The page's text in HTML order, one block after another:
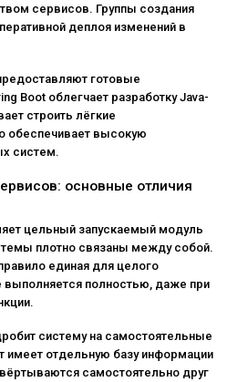
сервисов. Группы создания
деплоя изменений в
готовые
Boot облегчает разработку Java-
строить лёгкие
обеспечивает высокую
систем.
основные отличия
цельный запускаемый модуль
плотно связаны между собой.
единая для целого
полностью, даже при
систему на самостоятельные
отдельную базу информации
самостоятельно друг